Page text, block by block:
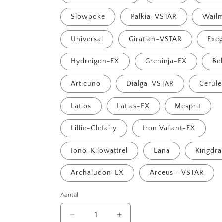
Slowpoke Palkia-VSTAR
Universal Giratian-VSTAR
Hydreigon-EX Greninja-EX
Articuno Dialga-VSTAR
Latios Latias-EX Mesprit
Lillie-Clefairy Iron Valiant-EX
Iono-Kilowattrel Lana
Archaludon-EX Arceus--VSTAR
Aantal
Aantal
Aantal